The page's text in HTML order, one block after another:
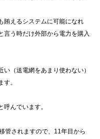
賄えるシステムに可能になれ
言う時だけ外部から電力を購入
（送電網をあまり使わない）
。
んでいます。
管されますので、11年目から